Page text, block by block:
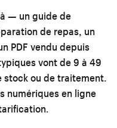
— un guide de
de repas, un
PDF vendu depuis
vont de 9 à 49
stock ou de traitement.
numériques en ligne